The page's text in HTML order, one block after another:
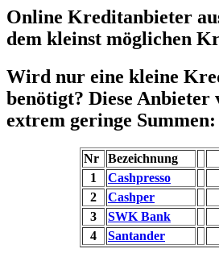
Online Kreditanbieter
dem kleinst möglichen
Wird nur eine kleine
benötigt? Diese Anbieter
extrem geringe Summen:
Nr Bezeichnung
1
Cashpresso
2
Cashper
3
SWK Bank
4
Santander